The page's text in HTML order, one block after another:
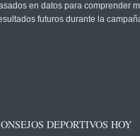
en datos para comprender
futuros durante la
DEPORTIVOS HOY